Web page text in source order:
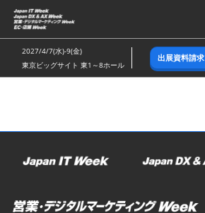
ス
キ
ッ
し
む
2027/4/7(水)-9(金)
東京ビッグサイト 東1～8ホール
出展資料請求